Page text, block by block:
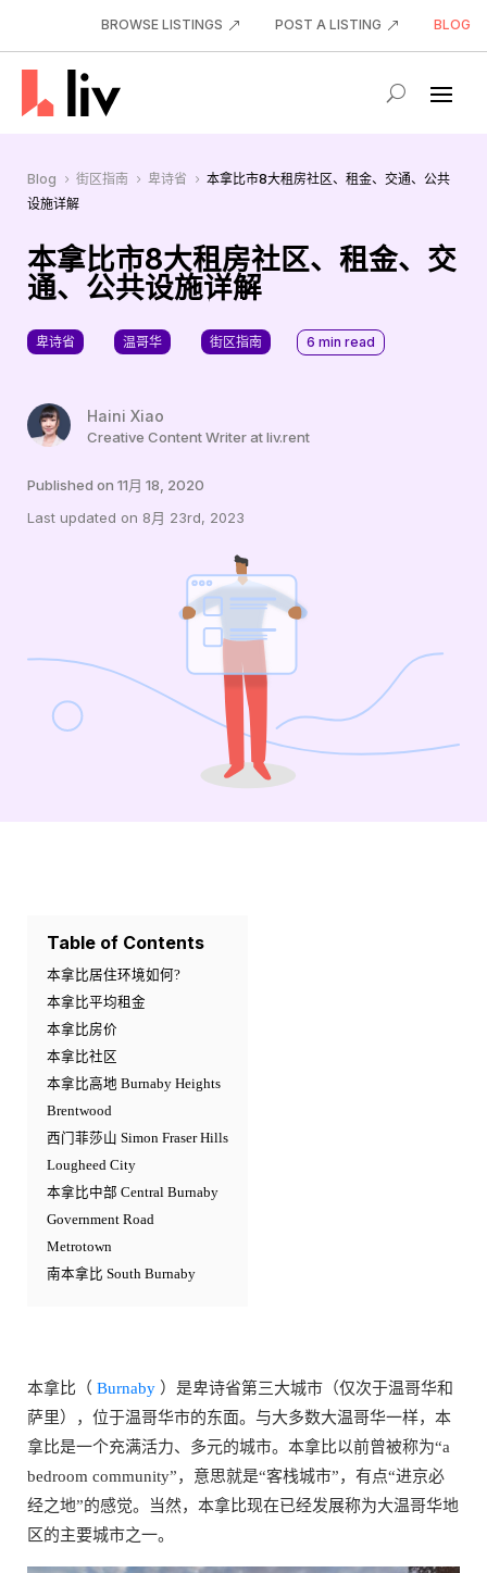
BROWSE LISTINGS POST A LISTING BLOG
Blog 5 街区指南 5 卑诗省 5 本拿比市8大租房社区、租金、交通、公共
设施详解
本拿比市8大租房社区、租金、交
通、公共设施详解
卑诗省 温哥华 街区指南 6 min read
Haini Xiao
Creative Content Writer at liv.rent
Published on 11月 18, 2020
Last updated on 8月 23rd, 2023
Table of Contents
本拿比居住环境如何?
本拿比平均租金
本拿比房价
本拿比社区
本拿比高地 Burnaby Heights
Brentwood
西门菲莎山 Simon Fraser Hills
Lougheed City
本拿比中部 Central Burnaby
Government Road
Metrotown
南本拿比 South Burnaby
本拿比（ Burnaby ）是卑诗省第三大城市（仅次于温哥华和
萨里），位于温哥华市的东面。与大多数大温哥华一样，本
拿比是一个充满活力、多元的城市。本拿比以前曾被称为“a
bedroom community”，意思就是“客栈城市”，有点“进京必
经之地”的感觉。当然，本拿比现在已经发展称为大温哥华地
区的主要城市之一。